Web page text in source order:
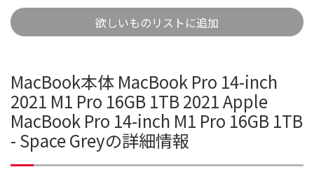
欲しいものリストに追加
MacBook本体 MacBook Pro 14-inch
2021 M1 Pro 16GB 1TB 2021 Apple
MacBook Pro 14-inch M1 Pro 16GB 1TB
- Space Greyの詳細情報